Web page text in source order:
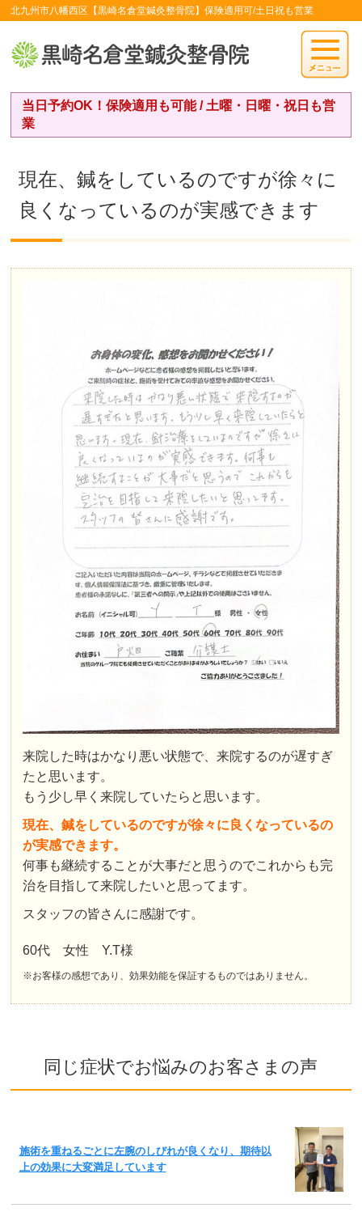
北九州市八幡西区【黒崎名倉堂鍼灸整骨院】保険適用可/土日祝も営業
当日予約OK！保険適用も可能 / 土曜・日曜・祝日も営
業
現在、鍼をしているのですが徐々に
良くなっているのが実感できます
来院した時はかなり悪い状態で、来院するのが遅すぎ
たと思います。
もう少し早く来院していたらと思います。
現在、鍼をしているのですが徐々に良くなっているの
が実感できます。
何事も継続することが大事だと思うのでこれからも完
治を目指して来院したいと思ってます。
スタッフの皆さんに感謝です。
60代 女性 Y.T様
※お客様の感想であり、効果効能を保証するものではありません。
同じ症状でお悩みのお客さまの声
施術を重ねるごとに左腕のしびれが良くなり、期待以
上の効果に大変満足しています